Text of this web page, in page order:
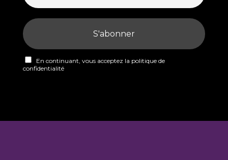
En continuant, vous acceptez la politique de
confidentialité